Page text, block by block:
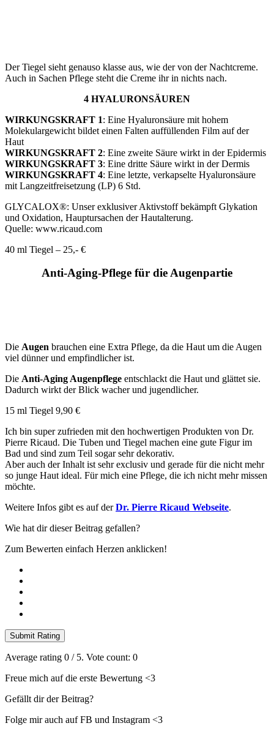
Der Tiegel sieht genauso klasse aus, wie der von der Nachtcreme.
Auch in Sachen Pflege steht die Creme ihr in nichts nach.
4 HYALURONSÄUREN
WIRKUNGSKRAFT 1: Eine Hyaluronsäure mit hohem
Molekulargewicht bildet einen Falten auffüllenden Film auf der
Haut
WIRKUNGSKRAFT 2: Eine zweite Säure wirkt in der Epidermis
WIRKUNGSKRAFT 3: Eine dritte Säure wirkt in der Dermis
WIRKUNGSKRAFT 4: Eine letzte, verkapselte Hyaluronsäure
mit Langzeitfreisetzung (LP) 6 Std.
GLYCALOX®: Unser exklusiver Aktivstoff bekämpft Glykation
und Oxidation, Hauptursachen der Hautalterung.
Quelle: www.ricaud.com
40 ml Tiegel – 25,- €
Anti-Aging-Pflege für die Augenpartie
Die Augen brauchen eine Extra Pflege, da die Haut um die Augen
viel dünner und empfindlicher ist.
Die Anti-Aging Augenpflege entschlackt die Haut und glättet sie.
Dadurch wirkt der Blick wacher und jugendlicher.
15 ml Tiegel 9,90 €
Ich bin super zufrieden mit den hochwertigen Produkten von Dr.
Pierre Ricaud. Die Tuben und Tiegel machen eine gute Figur im
Bad und sind zum Teil sogar sehr dekorativ.
Aber auch der Inhalt ist sehr exclusiv und gerade für die nicht mehr
so junge Haut ideal. Für mich eine Pflege, die ich nicht mehr missen
möchte.
Weitere Infos gibt es auf derDr. Pierre Ricaud Webseite.
Wie hat dir dieser Beitrag gefallen?
Zum Bewerten einfach Herzen anklicken!
Submit Rating
Average rating 0 / 5. Vote count: 0
Freue mich auf die erste Bewertung <3
Gefällt dir der Beitrag?
Folge mir auch auf FB und Instagram <3